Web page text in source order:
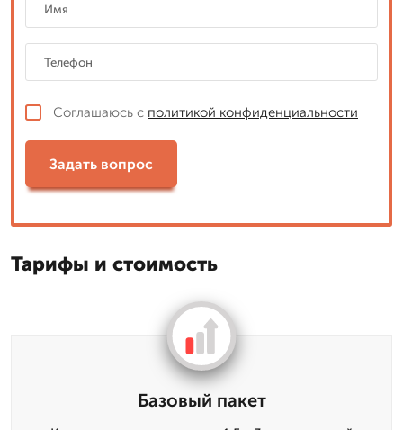
Соглашаюсь с политикой конфиденциальности
Задать вопрос
Тарифы и стоимость
Базовый пакет